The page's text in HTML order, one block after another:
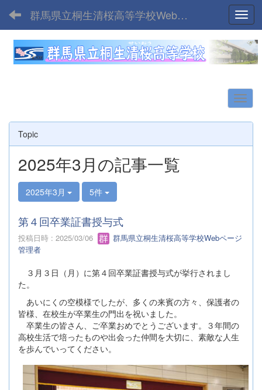
群馬県立桐生清桜高等学校Webサイト
Topic
2025年3月の記事一覧
2025年3月 5件
第４回卒業証書授与式
投稿日時 : 2025/03/06
群馬県立桐生清桜高等学校Webページ
管理者
３月３日（月）に第４回卒業証書授与式が挙行されまし
た。
あいにくの空模様でしたが、多くの来賓の方々、保護者の
皆様、在校生が卒業生の門出を祝いました。
卒業生の皆さん、ご卒業おめでとうございます。３年間の
高校生活で培ったものや出会った仲間を大切に、素敵な人生
を歩んでいってください。